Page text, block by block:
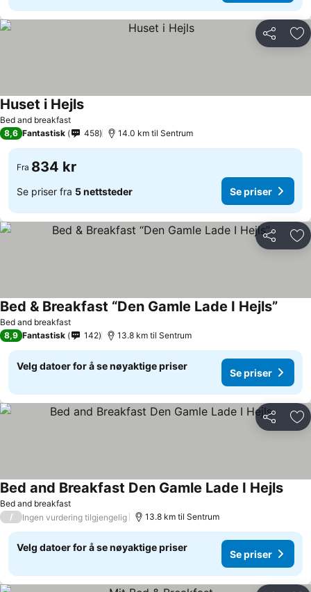
Del
Bed and breakfast
Huset i Hejls
8,6 Fantastisk 458 14.0 km til Sentrum
Fra 834 kr
Se priser fra 5 nettsteder Se priser
Del
Bed and breakfast
Bed & Breakfast “Den Gamle Lade I Hejls”
8,9 Fantastisk 142 13.8 km til Sentrum
Velg datoer for å se nøyaktige priser
Se priser
Del
Bed and breakfast
Bed and Breakfast Den Gamle Lade I Hejls
/ Ingen vurdering tilgjengelig 13.8 km til Sentrum
Velg datoer for å se nøyaktige priser
Se priser